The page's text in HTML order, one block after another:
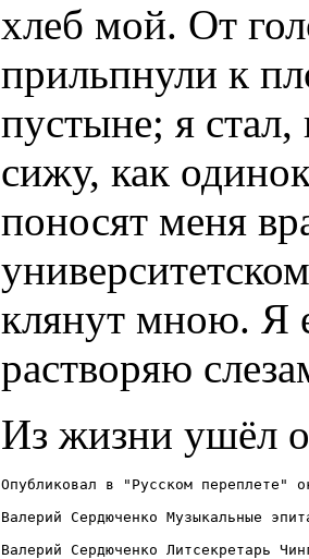
хлеб мой. От
прильпнули к
пустыне; я
сижу, как
поносят меня
клянут мною. Я
растворяю
Из жизни ушёл
Опубликовал в "Русском переплете"
Валерий Сердюченко Музыкальные
Валерий Сердюченко Литсекретарь